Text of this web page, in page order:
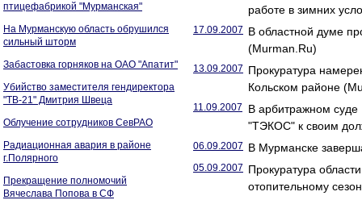
птицефабрикой "Мурманская"
На Мурманскую область обрушился
сильный шторм
Забастовка горняков на ОАО "Апатит"
Убийство заместителя гендиректора
"ТВ-21" Дмитрия Швеца
Облучение сотрудников СевРАО
Радиационная авария в районе
г.Полярного
Прекращение полномочий
Вячеслава Попова в СФ
работе в зимних
17.09.2007 В областной думе
(Murman.Ru)
13.09.2007 Прокуратура
Кольском районе
11.09.2007
В арбитражном
"ТЭКОС" к своим
06.09.2007 В Мурманске
05.09.2007 Прокуратура
отопительному